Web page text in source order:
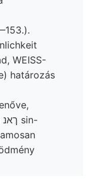
WEISS-
határozás